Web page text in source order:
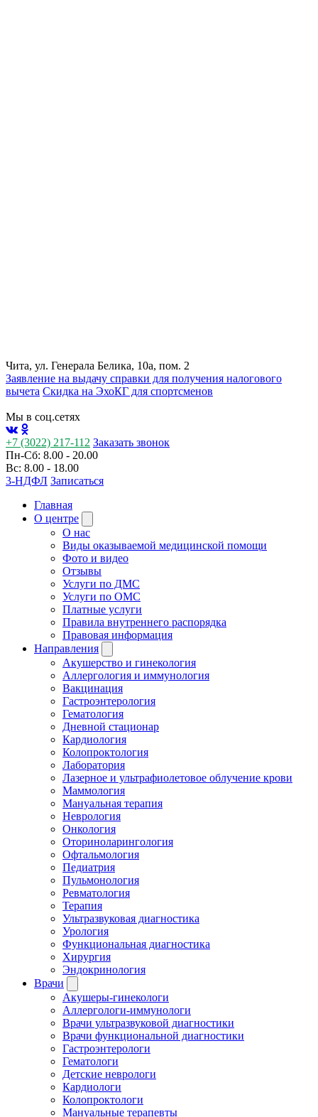
Чита, ул. Генерала Белика, 10а, пом. 2
Заявление на выдачу справки для получения налогового
вычета Cкидка на ЭхоКГ для спортсменов
Мы в соц.сетях
+7 (3022) 217-112 Заказать звонок
Пн-Сб: 8.00 - 20.00
Вс: 8.00 - 18.00
3-НДФЛ Записаться
Главная
О центре
О нас
Виды оказываемой медицинской помощи
Фото и видео
Отзывы
Услуги по ДМС
Услуги по ОМС
Платные услуги
Правила внутреннего распорядка
Правовая информация
Направления
Акушерство и гинекология
Аллергология и иммунология
Вакцинация
Гастроэнтерология
Гематология
Дневной стационар
Кардиология
Колопроктология
Лаборатория
Лазерное и ультрафиолетовое облучение крови
Маммология
Мануальная терапия
Неврология
Онкология
Оториноларингология
Офтальмология
Педиатрия
Пульмонология
Ревматология
Терапия
Ультразвуковая диагностика
Урология
Функциональная диагностика
Хирургия
Эндокринология
Врачи
Акушеры-гинекологи
Аллергологи-иммунологи
Врачи ультразвуковой диагностики
Врачи функциональной диагностики
Гастроэнтерологи
Гематологи
Детские неврологи
Кардиологи
Колопроктологи
Мануальные терапевты